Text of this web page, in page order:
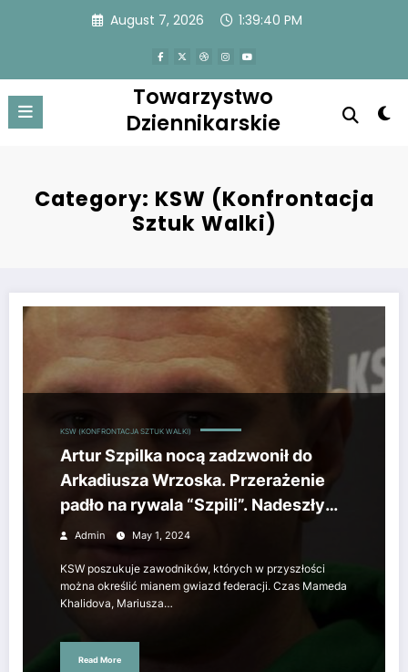
August 7, 2026 1:39:41 PM
Towarzystwo
Dziennikarskie
Category: KSW (Konfrontacja
Sztuk Walki)
Artur Szpilka nocą zadzwonił do Arkadiusza Wrzoska. Przerażenie
KSW (KONFRONTACJA SZTUK WALKI)
Artur Szpilka nocą zadzwonił do
Arkadiusza Wrzoska. Przerażenie
padło na rywala “Szpili”. Nadeszły
mroczne myśli
Admin May 1, 2024
KSW poszukuje zawodników, których w przyszłości
można określić mianem gwiazd federacji. Czas Mameda
Khalidova, Mariusza…
Read More